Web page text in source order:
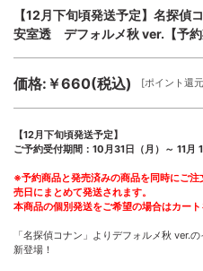
【12月下旬頃発送予定】名探
安室透 デフォルメ秋 ver.【予約
価格:￥660(税込) [ポイント還
【12月下旬頃発送予定】
ご予約受付期間：10月31日（月）～ 11
※予約商品と発売済みの商品を同時にご
売日にまとめて発送されます。
本商品の個別発送をご希望の場合はカー
「名探偵コナン」よりデフォルメ秋 ver.
新登場！